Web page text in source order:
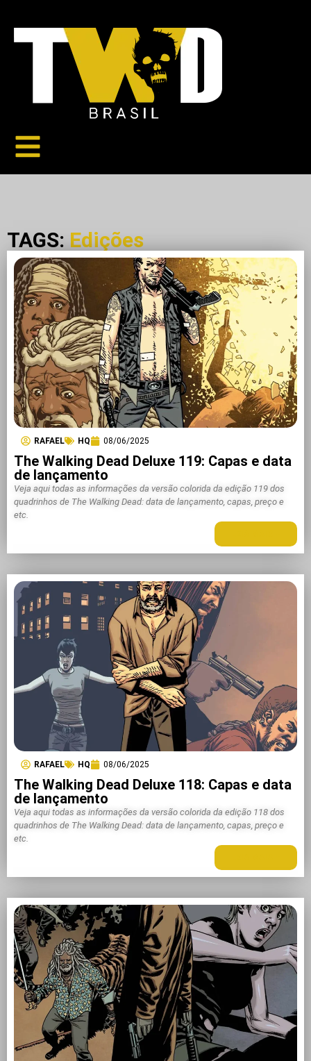
TAGS: Edições
RAFAEL HQ 08/06/2025
The Walking Dead Deluxe 119: Capas e data
de lançamento
Veja aqui todas as informações da versão colorida da edição 119 dos
quadrinhos de The Walking Dead: data de lançamento, capas, preço e
etc.
RAFAEL HQ 08/06/2025
The Walking Dead Deluxe 118: Capas e data
de lançamento
Veja aqui todas as informações da versão colorida da edição 118 dos
quadrinhos de The Walking Dead: data de lançamento, capas, preço e
etc.